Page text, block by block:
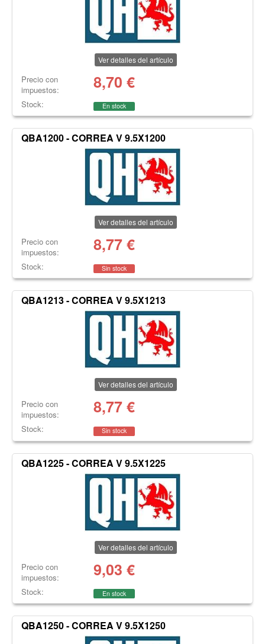
Ver detalles del artículo
Precio con
impuestos:
8,70 €
Stock: En stock
QBA1200 - CORREA V 9.5X1200
Ver detalles del artículo
Precio con
impuestos:
8,77€
Stock: Sin stock
QBA1213 - CORREA V 9.5X1213
Ver detalles del artículo
Precio con
impuestos:
8,77€
Stock: Sin stock
QBA1225 - CORREA V 9.5X1225
Ver detalles del artículo
Precio con
impuestos:
9,03 €
Stock: En stock
QBA1250 - CORREA V 9.5X1250